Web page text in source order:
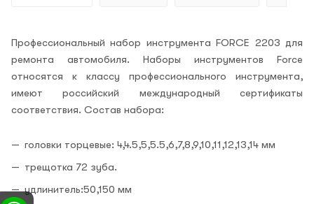
Профессиональный набор инструмента FORCE 2203 для
ремонта автомобиля. Наборы инструментов Force
относятся к классу профессионального инструмента,
имеют российский международный сертификаты
соответствия. Состав набора:
головки торцевые: 4,4.5,5,5.5,6,7,8,9,10,11,12,13,14 мм
трещотка 72 зуба.
удлинитель:50,150 мм